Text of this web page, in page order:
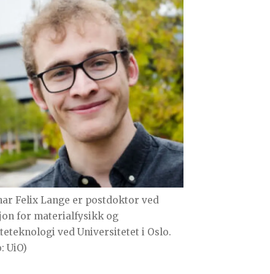
Felix Lange er postdoktor ved
for materialfysikk og
ved Universitetet i Oslo.
UiO)